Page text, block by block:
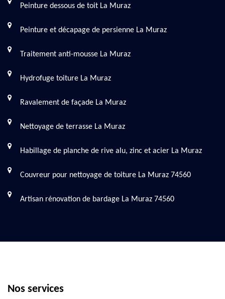
Peinture dessous de toit La Muraz
Peinture et décapage de persienne La Muraz
Traitement anti-mousse La Muraz
Hydrofuge toiture La Muraz
Ravalement de façade La Muraz
Nettoyage de terrasse La Muraz
Habillage de planche de rive alu, zinc et acier La Muraz
Couvreur pour nettoyage de toiture La Muraz 74560
Artisan rénovation de bardage La Muraz 74560
Nos services